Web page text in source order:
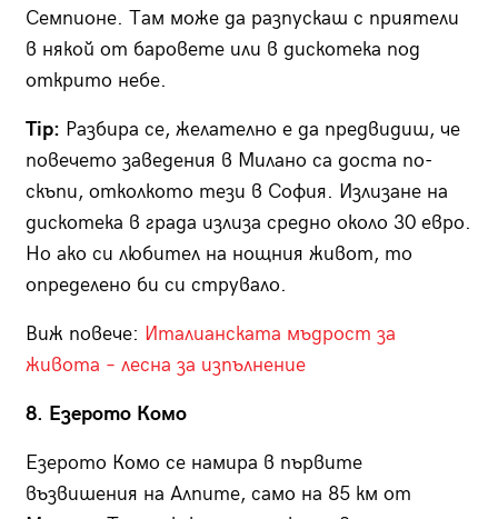
Семпионе. Там може да разпускаш с приятели
в някой от баровете или в дискотека под
открито небе.
Tip: Разбира се, желателно е да предвидиш, че
повечето заведения в Милано са доста по-
скъпи, отколкото тези в София. Излизане на
дискотека в града излиза средно около 30 евро.
Но ако си любител на нощния живот, то
определено би си струвало.
Виж повече: Италианската мъдрост за
живота – лесна за изпълнение
8. Езерото Комо
Езерото Комо сe намира в първите
възвишения на Алпите, само на 85 км от